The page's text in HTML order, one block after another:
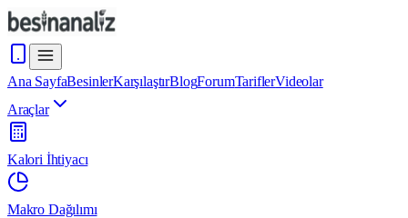
Ana SayfaBesinlerKarşılaştırBlogForumTariflerVideolar
Araçlar
Kalori İhtiyacı
Makro Dağılımı